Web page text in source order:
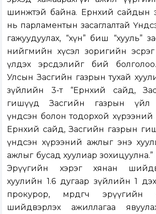
шинжтэй байна. Ерөнхий сайдын
нь парламентын засаглалтай
гажуудуулах, “хүн” биш “хууль”
нийгмийн хүсэл зоригийн
үлдэх эрсдэлийг бий
Улсын Засгийн газрын тухай
зүйлийн 3-т “Ерөнхий сайд,
гишүүд Засгийн газрын үйл
үндсэн болон тодорхой хүрээний
Ерөнхий сайд, Засгийн газрын
үндсэн хүрээний ажлыг энэ
ажлыг бусад хуулиар зохицуулна.”
Эрүүгийн хэрэг хянан
хуулийн 1.6 дугаар зүйлийн 1
прокурор, мөрдөгч эрүүгийн
шийдвэрлэх ажиллагаа